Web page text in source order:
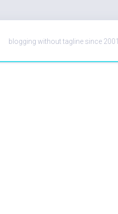
blogging without tagline since 2001